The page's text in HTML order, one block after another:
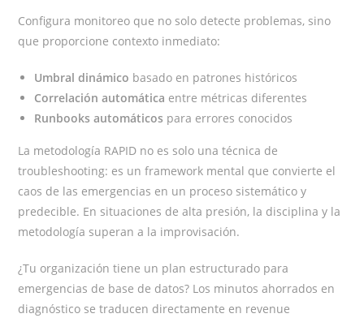
Configura monitoreo que no solo detecte problemas, sino
que proporcione contexto inmediato:
Umbral dinámico basado en patrones históricos
Correlación automática entre métricas diferentes
Runbooks automáticos para errores conocidos
La metodología RAPID no es solo una técnica de
troubleshooting: es un framework mental que convierte el
caos de las emergencias en un proceso sistemático y
predecible. En situaciones de alta presión, la disciplina y la
metodología superan a la improvisación.
¿Tu organización tiene un plan estructurado para
emergencias de base de datos? Los minutos ahorrados en
diagnóstico se traducen directamente en revenue